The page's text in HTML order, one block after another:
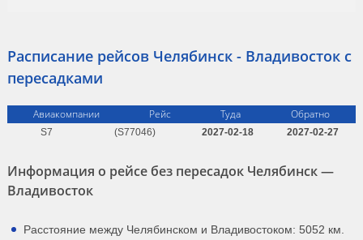
Расписание рейсов Челябинск - Владивосток с
пересадками
Авиакомпании Рейс Туда Обратно
S7 (S77046) 2027-02-18 2027-02-27
Информация о рейсе без пересадок Челябинск —
Владивосток
Расстояние между Челябинском и Владивостоком: 5052 км.